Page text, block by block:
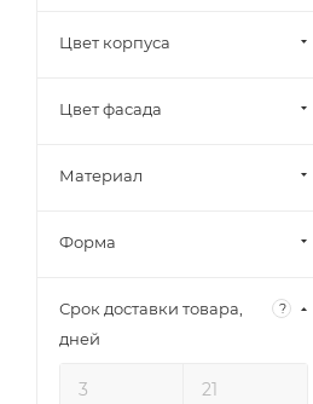
Аквилон (
Цвет корпуса
Цвет фасада
Материал
Форма
Срок доставки товара,
дней
?